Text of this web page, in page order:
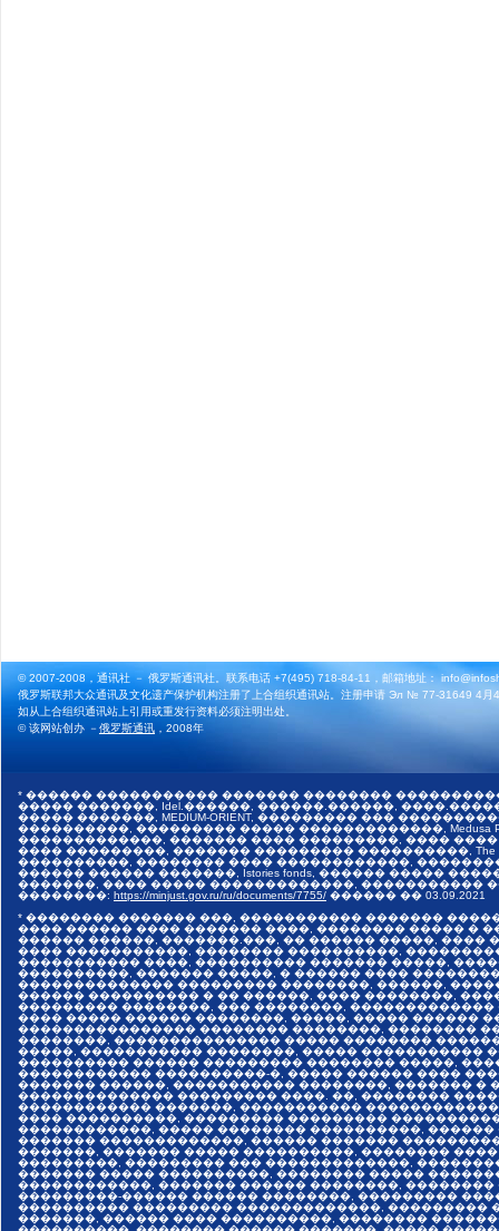
© 2007-2008，通讯社 － 俄罗斯通讯社。联系电话 +7(495) 718-84-11，邮箱地址：
俄罗斯联邦大众通讯及文化遗产保护机构注册了上合组织通讯站。注册申请 Эл № 77-31649 4月
如从上合组织通讯站上引用或重发行资料必须注明出处。
© 该网站创办 －俄罗斯通讯 ，2008年
* ������ ����������� ������� ��������
����� �������, Idel.������, ������.������,
����� �������, MEDIUM-ORIENT, ��������� ���
����������, ��������� ����� �������������, Medusa
�������������, ������� ���� ���������, ����
���� ���������, ������� ��������� ����������,
����������, �������� ���� ������������,
������ ������ �������, Istories fonds, ������ �����
�������, ���� ����� �������������, �����������
��������: https://minjust.gov.ru/ru/documents/7755/ ������ �� 03.09.2021
* �������� ������� ���, ����������� �������
���� ������ ���� ������� ����, �������� ����� �
������ ������, �������.���, �� ������ �����,
���� �����������, �������� ����������,
����������� ����, ���������� ������� �����,
����������, ������� �����, � ������ ����
�������������� ��������� ��������, ������,
������ ���������� � �� ������, ���� ��������,
��������� ��������, ��� ��������,
���� ����� ������ ��������, �����, ����� ������
���������������� �������� ��������, ��������
��������, ��������������� ����� ��������
�����, ����������� ��������, ����� �����������
���������� ������ ��������� �������� �����,
������������ ����������-�, ����� ������ ����
������� ������, ����������� ��������, �������
�������������� ��������� ����. ��, ��������
������������ �������, �����������
���� ����������, ��������� ���������
������������, ����� �������� ����������,
������� �������������, ������ �������
�������, ������� ����� ����������, ��������
���������, ��������� ��� �������������,
������� ����� ����������, �������� �����
������������, ������� ������ ��������,
���������-������ ������ ��������, ���������
���������� ��������� �������������, ���������
�������, ������ ���� ����������, ��������